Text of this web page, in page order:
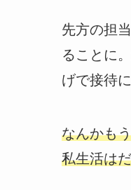
先方の担
ることに
げで接待
なんかも
私生活は